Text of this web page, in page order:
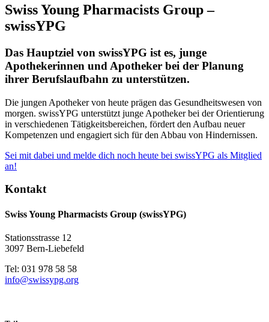
Swiss Young Pharmacists Group –
swissYPG
Das Hauptziel von swissYPG ist es, junge
Apothekerinnen und Apotheker bei der Planung
ihrer Berufslaufbahn zu unterstützen.
Die jungen Apotheker von heute prägen das Gesundheitswesen von
morgen. swissYPG unterstützt junge Apotheker bei der Orientierung
in verschiedenen Tätigkeitsbereichen, fördert den Aufbau neuer
Kompetenzen und engagiert sich für den Abbau von Hindernissen.
Sei mit dabei und melde dich noch heute bei swissYPG als Mitglied
an!
Kontakt
Swiss Young Pharmacists Group (swissYPG)
Stationsstrasse 12
3097 Bern-Liebefeld
Tel: 031 978 58 58
info@swissypg.org